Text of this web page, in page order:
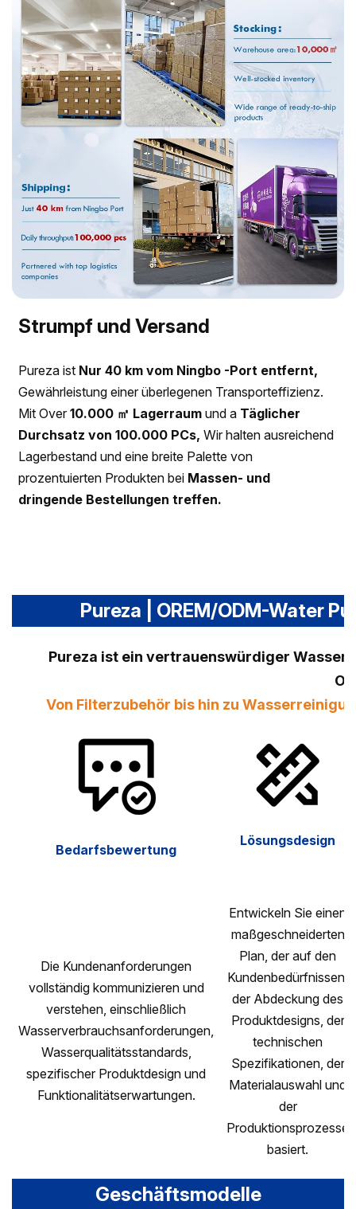
Strumpf und Versand
Pureza ist Nur 40 km vom Ningbo -Port entfernt,
Gewährleistung einer überlegenen Transporteffizienz.
Mit Over10.000 ㎡ Lagerraum und a Täglicher
Durchsatz von 100.000 PCs, Wir halten ausreichend
Lagerbestand und eine breite Palette von
prozentuierten Produkten bei Massen- und
dringende Bestellungen treffen.
Pureza | OREM/ODM-Water
Pureza ist ein vertrauenswürdiger
Von Filterzubehör bis hin zu
Bedarfsbewertung
Lösungsdesign
Die Kundenanforderungen
vollständig kommunizieren und
verstehen, einschließlich
Wasserverbrauchsanforderungen,
Wasserqualitätsstandards,
spezifischer Produktdesign und
Funktionalitätserwartungen.
Entwickeln Sie einen
maßgeschneiderten
Plan, der auf den
Kundenbedürfnissen,
der Abdeckung des
Produktdesigns, der
technischen
Spezifikationen, der
Materialauswahl und
der
Produktionsprozesse
basiert.
Geschäftsmodelle